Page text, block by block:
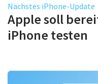
Nächstes iPhone-Update
Apple soll
iPhone testen